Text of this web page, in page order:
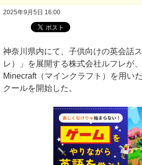
2025年9月5日 16:00
神奈川県内にて、子供向けの英会話
レ）」を展開する株式会社ルフレが
Minecraft（マインクラフト）を用い
クールを開始した。